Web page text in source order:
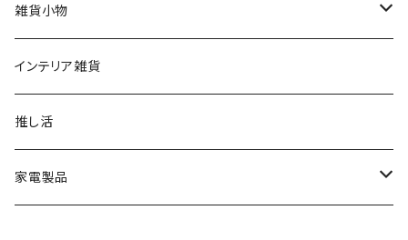
ショルダーストラップ
ハンドストラップ
AC充電器
ワイヤレスチャージャー
雑貨小物
バッグ
ポーチ
インテリア雑貨
推し活
家電製品